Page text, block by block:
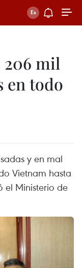
206 mil
en todo
y en mal
Vietnam hasta
el Ministerio de